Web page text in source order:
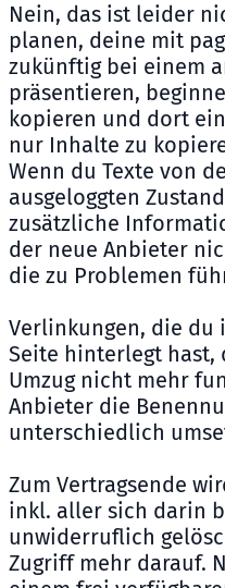
Nein, das ist leider
planen, deine mit
zukünftig bei einem
präsentieren,
kopieren und dort
nur Inhalte zu
Wenn du Texte von
ausgeloggten
zusätzliche
der neue Anbieter
die zu Problemen
Verlinkungen, die du
Seite hinterlegt hast,
Umzug nicht mehr
Anbieter die
unterschiedlich
Zum Vertragsende
inkl. aller sich darin
unwiderruflich
Zugriff mehr darauf.